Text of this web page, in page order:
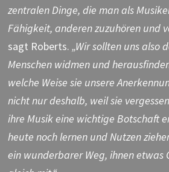
zentralen Dinge, die man als
Fähigkeit, anderen zuzuhören und
sagt Roberts. „Wir sollten uns also
Menschen widmen und
welche Weise sie unsere
nicht nur deshalb, weil sie
ihre Musik eine wichtige Botschaft
heute noch lernen und Nutzen
ein wunderbarer Weg, ihnen etwas